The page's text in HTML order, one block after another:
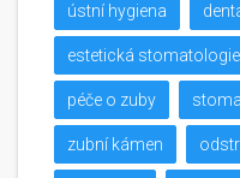
ústní hygiena
estetická stomatologie
péče o zuby
zubní kámen